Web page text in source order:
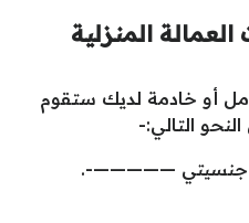
المنزلية
أو خادمة لديك ستقوم
التالي:-
جنسيتي —————-.